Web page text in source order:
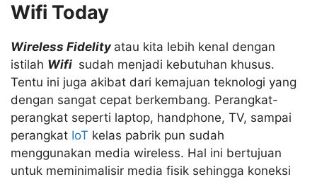
Wifi Today
Wireless Fidelity atau kita lebih kenal dengan
istilah Wifi sudah menjadi kebutuhan khusus.
Tentu ini juga akibat dari kemajuan teknologi yang
dengan sangat cepat berkembang. Perangkat-
perangkat seperti laptop, handphone, TV, sampai
perangkat IoT kelas pabrik pun sudah
menggunakan media wireless. Hal ini bertujuan
untuk meminimalisir media fisik sehingga koneksi